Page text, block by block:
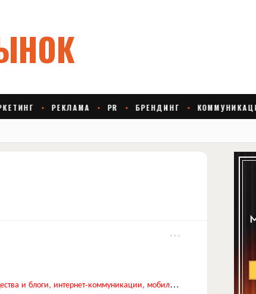
Digital (web-дизайн, интернет-реклама и продвижение, интернет-сообщества и блоги, интернет-коммуникации, мобильный маркетинг, реклама на цифровых экранах)